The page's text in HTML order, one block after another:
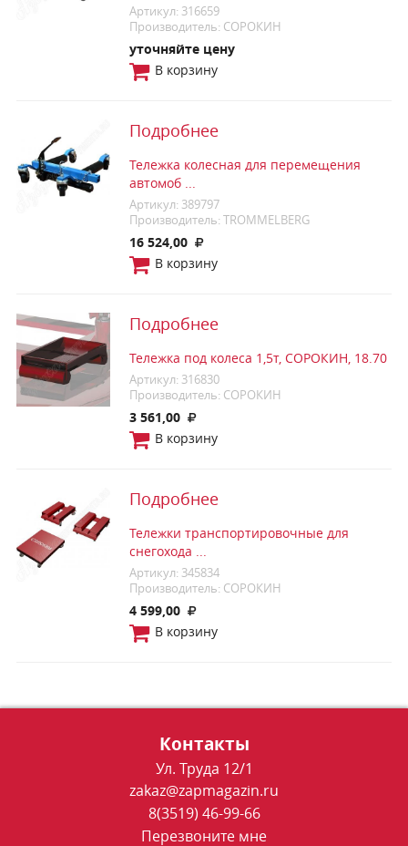
Артикул: 316659
Производитель: СОРОКИН
уточняйте цену
В корзину
Подробнее
Тележка колесная для перемещения
автомоб ...
Артикул: 389797
Производитель: TROMMELBERG
16 524,00
В корзину
Подробнее
Тележка под колеса 1,5т, СОРОКИН, 18.70
Артикул: 316830
Производитель: СОРОКИН
3 561,00
В корзину
Подробнее
Тележки транспортировочные для
снегохода ...
Артикул: 345834
Производитель: СОРОКИН
4 599,00
В корзину
Контакты
Ул. Труда 12/1
zakaz@zapmagazin.ru
8(3519) 46-99-66
Перезвоните мне